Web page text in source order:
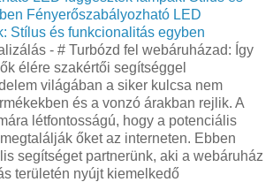
Fényerőszabályozható LED
Stílus és funkcionalitás egyben
- # Turbózd fel webáruházad: Így
élére szakértői segítséggel
világában a siker kulcsa nem
és a vonzó árakban rejlik. A
létfontosságú, hogy a potenciális
őket az interneten. Ebben
segítséget partnerünk, aki a webáruház
területén nyújt kiemelkedő